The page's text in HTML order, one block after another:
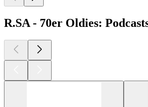
R.SA - 70er Oldies: